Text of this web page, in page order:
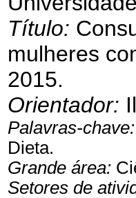
Título:
mulheres
2015.
Orientador:
Palavras-chave:
Dieta.
Grande área:
Setores de